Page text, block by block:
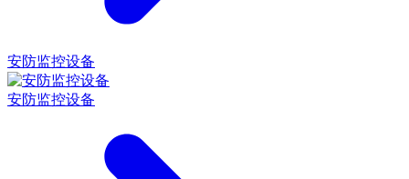
安防监控设备
安防监控设备